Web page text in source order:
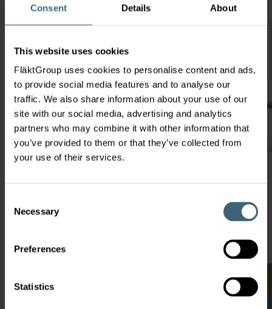
Consent Details About
This website uses cookies
FläktGroup uses cookies to personalise content and ads,
to provide social media features and to analyse our
traffic. We also share information about your use of our
site with our social media, advertising and analytics
partners who may combine it with other information that
you’ve provided to them or that they’ve collected from
your use of their services.
Selection
Necessary
Preferences
Statistics
Přihlášení